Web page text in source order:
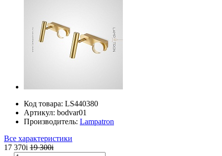
Код товара: LS440380
Артикул: bodvar01
Производитель: Lampatron
Все характеристики
17 370i 19 300i